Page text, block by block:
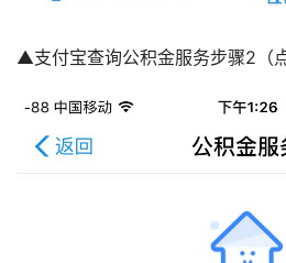
▲支付宝查询公积金服务步骤2（